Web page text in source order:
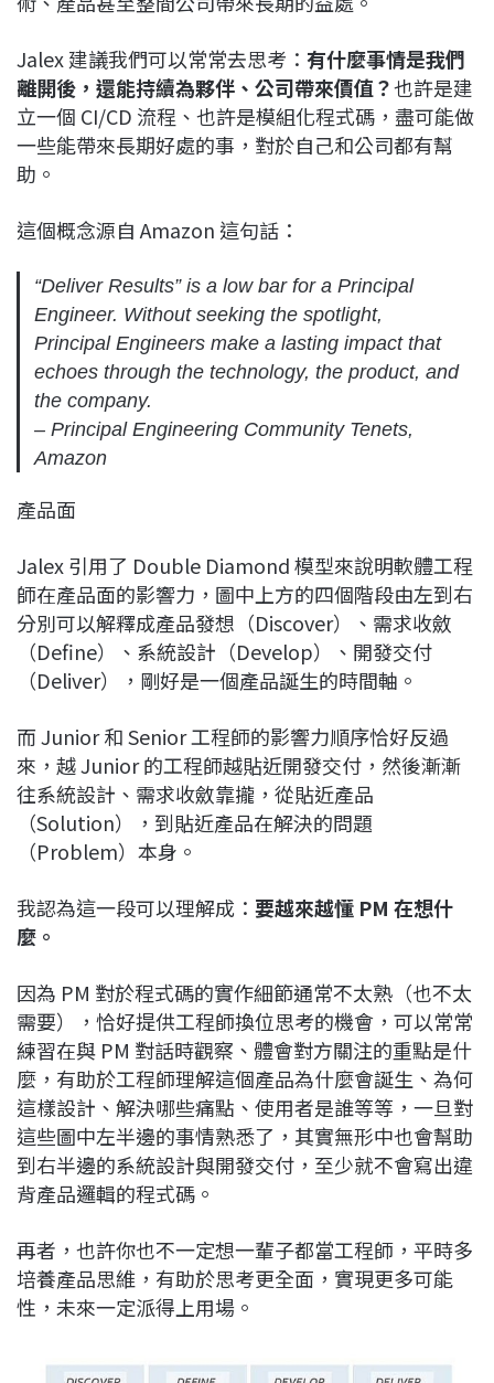
Jalex 建議我們可以常常去思考： 有什麼事情是我們
離開後，還能持續為夥伴、公司帶來價值？也許是建
立一個 CI/CD 流程、也許是模組化程式碼，盡可能做
一些能帶來長期好處的事，對於自己和公司都有幫
助。
這個概念源自 Amazon 這句話：
“Deliver Results” is a low bar for a Principal
Engineer. Without seeking the spotlight,
Principal Engineers make a lasting impact that
echoes through the technology, the product, and
the company.
– Principal Engineering Community Tenets,
Amazon
產品面
Jalex 引用了 Double Diamond 模型來說明軟體工程
師在產品面的影響力，圖中上方的四個階段由左到右
分別可以解釋成產品發想（Discover）、需求收斂
（Define）、系統設計（Develop）、開發交付
（Deliver），剛好是一個產品誕生的時間軸。
而 Junior 和 Senior 工程師的影響力順序恰好反過
來，越 Junior 的工程師越貼近開發交付，然後漸漸
往系統設計、需求收斂靠攏，從貼近產品
（Solution），到貼近產品在解決的問題
（Problem）本身。
我認為這一段可以理解成： 要越來越懂 PM 在想什
麼。
因為 PM 對於程式碼的實作細節通常不太熟（也不太
需要），恰好提供工程師換位思考的機會，可以常常
練習在與 PM 對話時觀察、體會對方關注的重點是什
麼，有助於工程師理解這個產品為什麼會誕生、為何
這樣設計、解決哪些痛點、使用者是誰等等，一旦對
這些圖中左半邊的事情熟悉了，其實無形中也會幫助
到右半邊的系統設計與開發交付，至少就不會寫出違
背產品邏輯的程式碼。
再者，也許你也不一定想一輩子都當工程師，平時多
培養產品思維，有助於思考更全面，實現更多可能
性，未來一定派得上用場。